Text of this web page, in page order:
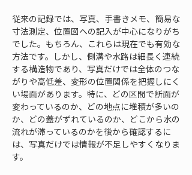
従来の記録では、写真、手書きメモ、簡易な
寸法測定、位置図への記入が中心になりがち
でした。もちろん、これらは現在でも有効な
方法です。しかし、側溝や水路は細長く連続
する構造物であり、写真だけでは全体のつな
がりや高低差、変形の位置関係を把握しにく
い場面があります。特に、どの区間で断面が
変わっているのか、どの地点に堆積が多いの
か、どの蓋がずれているのか、どこから水の
流れが滞っているのかを後から確認するに
は、写真だけでは情報が不足しやすくなりま
す。